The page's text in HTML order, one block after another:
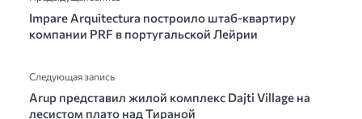
Impare Arquitectura построило штаб-квартиру
компании PRF в португальской Лейрии
Следующая запись
Arup представил жилой комплекс Dajti Village на
лесистом плато над Тираной